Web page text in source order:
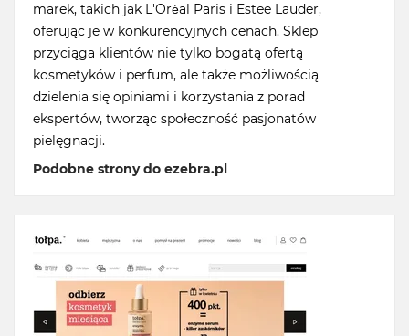
marek, takich jak L'Oréal Paris i Estee Lauder,
oferując je w konkurencyjnych cenach. Sklep
przyciąga klientów nie tylko bogatą ofertą
kosmetyków i perfum, ale także możliwością
dzielenia się opiniami i korzystania z porad
ekspertów, tworząc społeczność pasjonatów
pielęgnacji.
Podobne strony do ezebra.pl